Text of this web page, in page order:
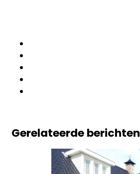
Gerelateerde berichten